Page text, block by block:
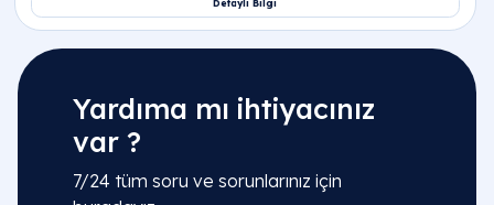
Yardıma mı ihtiyacınız
var ?
7/24 tüm soru ve sorunlarınız için